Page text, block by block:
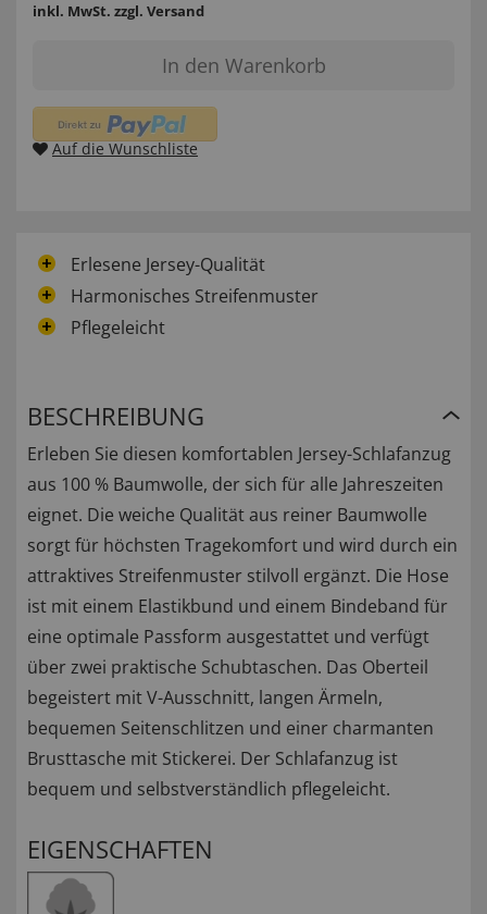
inkl. MwSt. zzgl. Versand
In den Warenkorb
Auf die Wunschliste
Erlesene Jersey-Qualität
Harmonisches Streifenmuster
Pflegeleicht
BESCHREIBUNG
Erleben Sie diesen komfortablen Jersey-Schlafanzug
aus 100 % Baumwolle, der sich für alle Jahreszeiten
eignet. Die weiche Qualität aus reiner Baumwolle
sorgt für höchsten Tragekomfort und wird durch ein
attraktives Streifenmuster stilvoll ergänzt. Die Hose
ist mit einem Elastikbund und einem Bindeband für
eine optimale Passform ausgestattet und verfügt
über zwei praktische Schubtaschen. Das Oberteil
begeistert mit V-Ausschnitt, langen Ärmeln,
bequemen Seitenschlitzen und einer charmanten
Brusttasche mit Stickerei. Der Schlafanzug ist
bequem und selbstverständlich pflegeleicht.
EIGENSCHAFTEN